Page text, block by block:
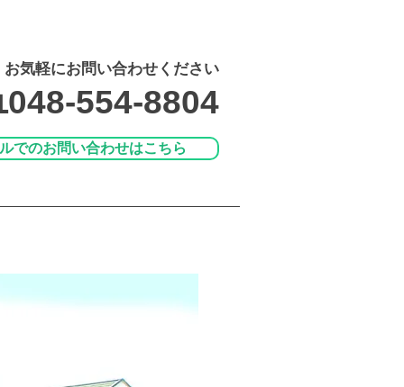
​お気軽にお問い合わせください
554-8804
でのお問い合わせはこちら